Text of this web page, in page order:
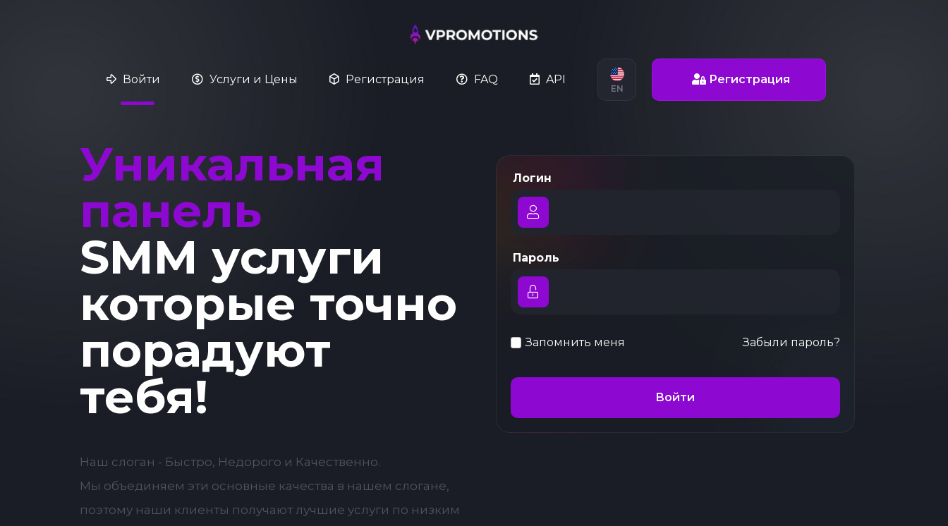
Войти Услуги и Цены Регистрация FAQ API
EN
Регистрация
Уникальная
панель
SMM услуги
которые точно
порадуют
тебя!
Наш слоган - Быстро, Недорого и Качественно.
Мы объединяем эти основные качества в нашем слогане,
поэтому наши клиенты получают лучшие услуги по низким
Логин
Пароль
Запомнить меня Забыли пароль?
Войти